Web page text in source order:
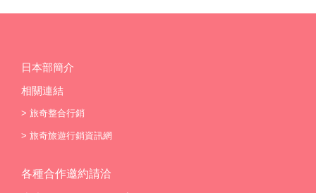
日本部簡介
相關連結
> 旅奇整合行銷
> 旅奇旅遊行銷資訊網
各種合作邀約請洽